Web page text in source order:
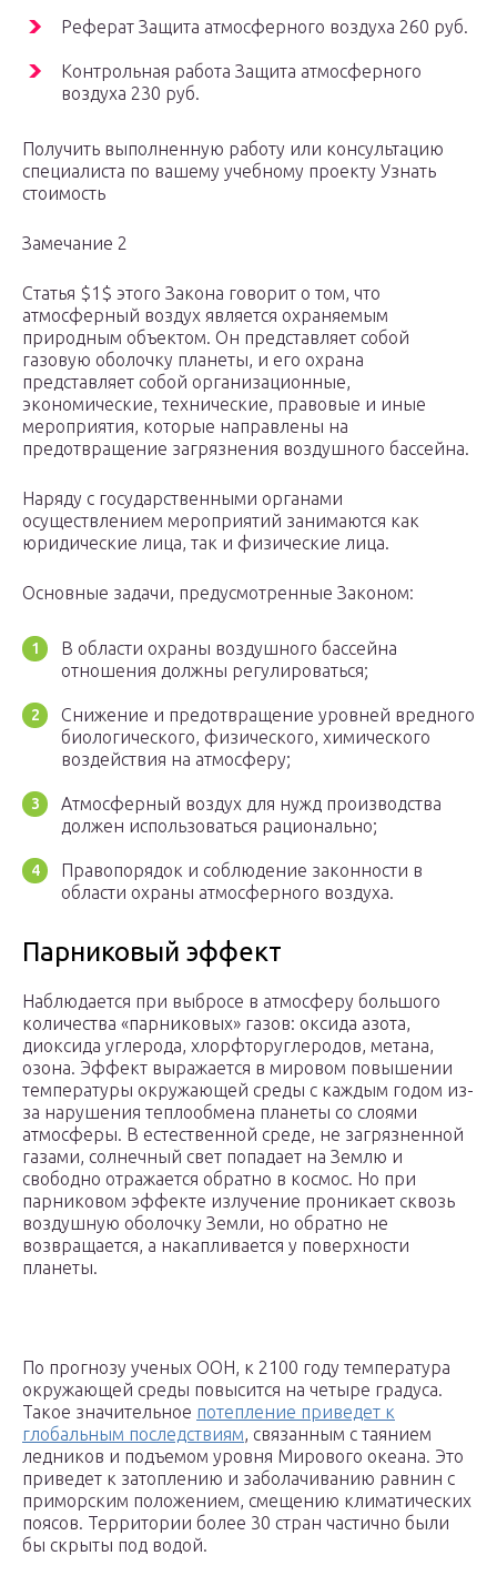
Реферат Защита атмосферного воздуха 260 руб.
Контрольная работа Защита атмосферного
воздуха 230 руб.
Получить выполненную работу или консультацию
специалиста по вашему учебному проекту Узнать
стоимость
Замечание 2
Статья $1$ этого Закона говорит о том, что
атмосферный воздух является охраняемым
природным объектом. Он представляет собой
газовую оболочку планеты, и его охрана
представляет собой организационные,
экономические, технические, правовые и иные
мероприятия, которые направлены на
предотвращение загрязнения воздушного бассейна.
Наряду с государственными органами
осуществлением мероприятий занимаются как
юридические лица, так и физические лица.
Основные задачи, предусмотренные Законом:
В области охраны воздушного бассейна
отношения должны регулироваться;
Снижение и предотвращение уровней вредного
биологического, физического, химического
воздействия на атмосферу;
Атмосферный воздух для нужд производства
должен использоваться рационально;
Правопорядок и соблюдение законности в
области охраны атмосферного воздуха.
Парниковый эффект
Наблюдается при выбросе в атмосферу большого
количества «парниковых» газов: оксида азота,
диоксида углерода, хлорфторуглеродов, метана,
озона. Эффект выражается в мировом повышении
температуры окружающей среды с каждым годом из-
за нарушения теплообмена планеты со слоями
атмосферы. В естественной среде, не загрязненной
газами, солнечный свет попадает на Землю и
свободно отражается обратно в космос. Но при
парниковом эффекте излучение проникает сквозь
воздушную оболочку Земли, но обратно не
возвращается, а накапливается у поверхности
планеты.
По прогнозу ученых ООН, к 2100 году температура
окружающей среды повысится на четыре градуса.
Такое значительное потепление приведет к
глобальным последствиям, связанным с таянием
ледников и подъемом уровня Мирового океана. Это
приведет к затоплению и заболачиванию равнин с
приморским положением, смещению климатических
поясов. Территории более 30 стран частично были
бы скрыты под водой.